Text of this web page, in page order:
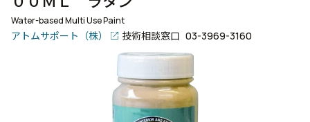
Water-based Multi Use Paint
アトムサポート（株） 技術相談窓口 03-3969-3160